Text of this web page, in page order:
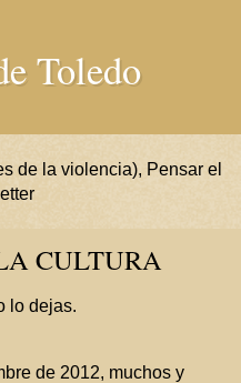
Toledo
de la violencia), Pensar el
CULTURA
lo dejas.
de 2012, muchos y